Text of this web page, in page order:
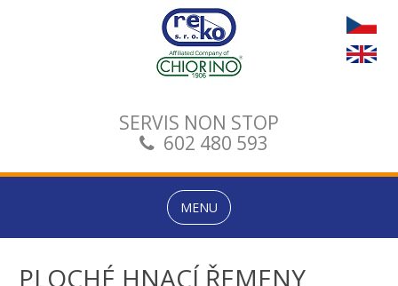
SERVIS NON STOP
602 480 593
MENU
PLOCHÉ HNACÍ ŘEMENY